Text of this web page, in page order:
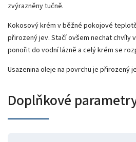
zvýrazněny tučně.
Kokosový krém v běžné pokojové
přirozený jev. Stačí ovšem nechat chvíly
ponořit do vodní lázně a celý krém se
Usazenina oleje na povrchu je přirozený
Doplňkové